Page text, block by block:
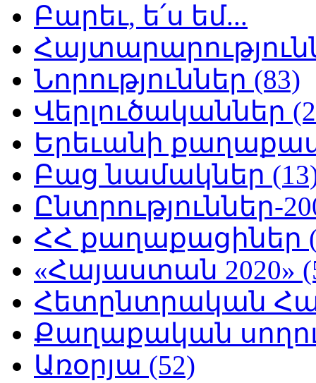
Բարեւ, ե՛ս եմ...
Նորություններ (83)
Վերլուծականներ
Երեւանի
Բաց նամակներ
Ընտրություններ-
ՀՀ քաղաքացիներ
«Հայաստան 2020»
Հետընտրական
Քաղաքական
Առօրյա (52)